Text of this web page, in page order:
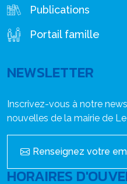
Publications
Portail famille
NEWSLETTER
Inscrivez-vous à notre
nouvelles de la mairie de
Renseignez votre
HORAIRES